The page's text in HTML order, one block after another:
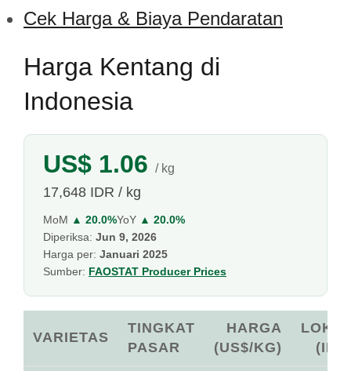
Cek Harga & Biaya Pendaratan
Harga Kentang di
Indonesia
US$ 1.06 / kg
17,648 IDR / kg
MoM ▲ 20.0%YoY ▲ 20.0%
Diperiksa: Jun 9, 2026
Harga per: Januari 2025
Sumber: FAOSTAT Producer Prices
VARIETAS
TINGKAT
PASAR
HARGA
(US$/KG)